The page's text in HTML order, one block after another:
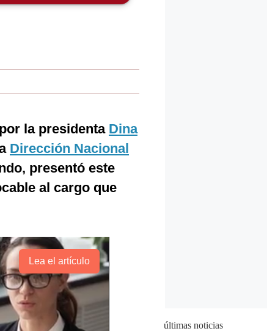
la presidenta Dina
Dirección Nacional
presentó este
al cargo que
Lea el artículo
últimas noticias